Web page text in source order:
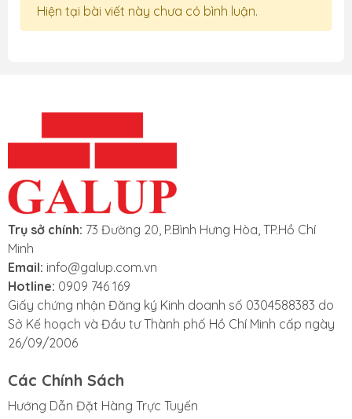
Hiện tại bài viết này chưa có bình luận.
Trụ sở chính: 73 Đường 20, P.Bình Hưng Hòa, TP.Hồ Chí
Minh
Email: info@galup.com.vn
Hotline: 0909 746 169
Giấy chứng nhận Đăng ký Kinh doanh số 0304588383 do
Sở Kế hoạch và Đầu tư Thành phố Hồ Chí Minh cấp ngày
26/09/2006
Các Chính Sách
Hướng Dẫn Đặt Hàng Trực Tuyến